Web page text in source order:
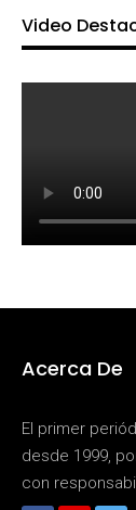
Video
Acerca De
El primer
desde 1999,
con